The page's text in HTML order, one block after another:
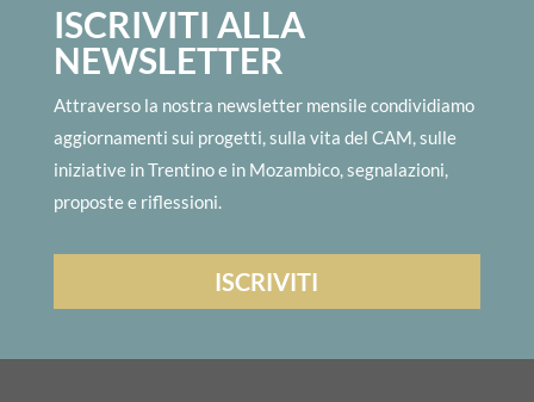
ISCRIVITI ALLA
NEWSLETTER
Attraverso la nostra newsletter mensile condividiamo
aggiornamenti sui progetti, sulla vita del CAM, sulle
iniziative in Trentino e in Mozambico, segnalazioni,
proposte e riflessioni.